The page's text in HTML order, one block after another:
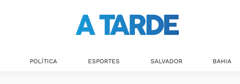
POLÍTICA ESPORTES SALVADOR BAHIA